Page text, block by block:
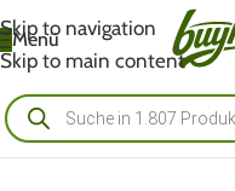
Skip to navigation
Skip to main content
Menü